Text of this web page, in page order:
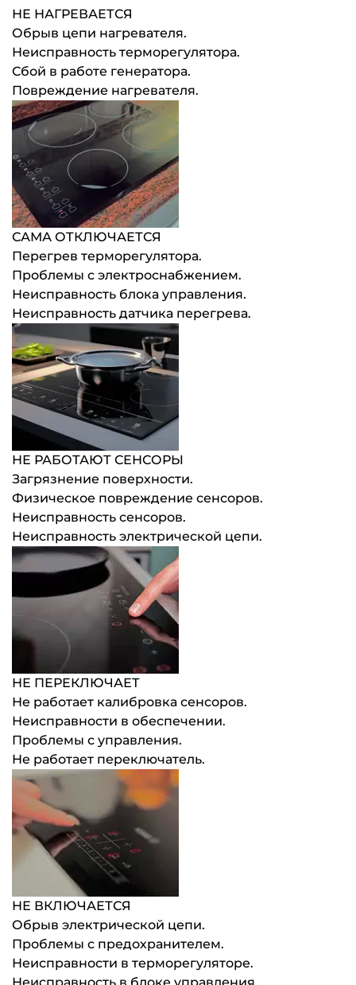
НЕ НАГРЕВАЕТСЯ
Обрыв цепи нагревателя.
Неисправность терморегулятора.
Сбой в работе генератора.
Повреждение нагревателя.
САМА ОТКЛЮЧАЕТСЯ
Перегрев терморегулятора.
Проблемы с электроснабжением.
Неисправность блока управления.
Неисправность датчика перегрева.
НЕ РАБОТАЮТ СЕНСОРЫ
Загрязнение поверхности.
Физическое повреждение сенсоров.
Неисправность сенсоров.
Неисправность электрической цепи.
НЕ ПЕРЕКЛЮЧАЕТ
Не работает калибровка сенсоров.
Неисправности в обеспечении.
Проблемы с управления.
Не работает переключатель.
НЕ ВКЛЮЧАЕТСЯ
Обрыв электрической цепи.
Проблемы с предохранителем.
Неисправности в терморегуляторе.